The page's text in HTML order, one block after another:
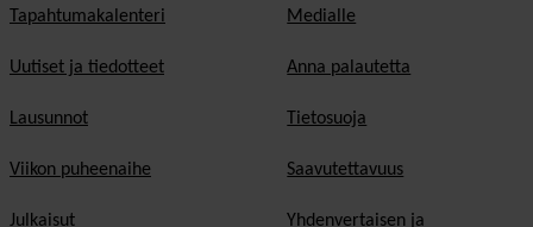
Tapahtumakalenteri
Uutiset ja tiedotteet
Lausunnot
Viikon puheenaihe
Julkaisut
Medialle
Anna palautetta
Tietosuoja
Saavutettavuus
Yhdenvertaisen ja